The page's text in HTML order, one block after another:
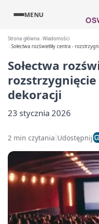
MENU
Strona główna Wiadomości
Sołectwa rozświetliły centra -
Sołectwa
dekoracji
23 stycznia 2026
2 min czytania Udostępnij